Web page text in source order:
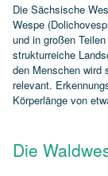
Die Sächsische
Wespe
und in großen
strukturreiche
den Menschen wird
relevant.
Körperlänge von
Die